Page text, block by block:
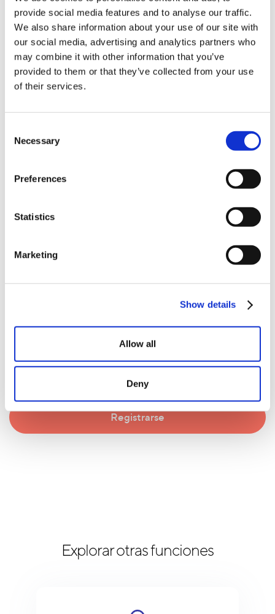
provide social media features and to analyse our traffic.
We also share information about your use of our site with
our social media, advertising and analytics partners who
may combine it with other information that you’ve
provided to them or that they’ve collected from your use
of their services.
Selection
Necessary
Preferences
Statistics
Marketing
Show details
Allow all
Deny
Elimine los duplicados para facilitar el trabajo
de sus agentes
Personalice su comprobación duplicada
Si se localizan duplicados, Adversus eliminará
los menos favorables en función de su estado
mayor impacto?
Explorar otras funciones